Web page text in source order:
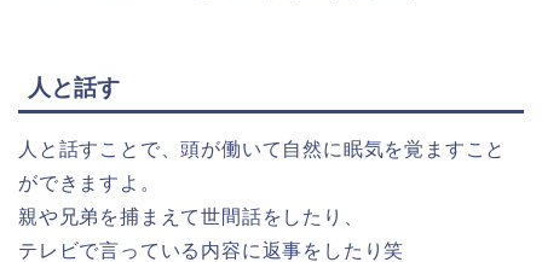
人と話す
人と話すことで、頭が働いて自然に眠気を覚ますこと
ができますよ。
親や兄弟を捕まえて世間話をしたり、
テレビで言っている内容に返事をしたり笑